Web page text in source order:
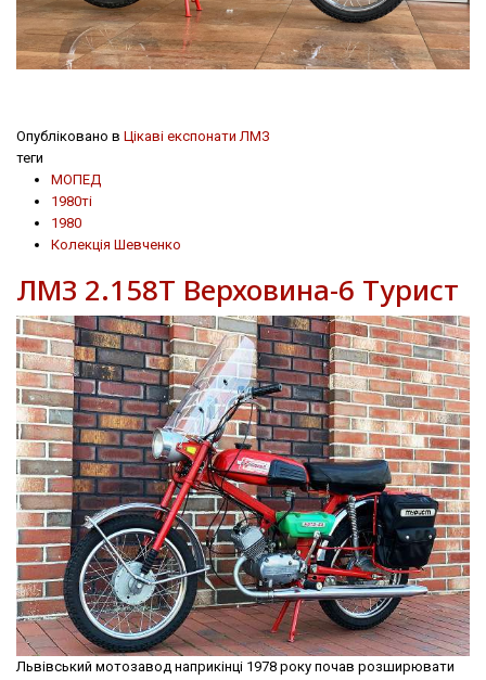
Опубліковано в Цікаві експонати ЛМЗ
теги
МОПЕД
1980ті
1980
Колекція Шевченко
ЛМЗ 2.158Т Верховина-6 Турист
Львівський мотозавод наприкінці 1978 року почав розширювати